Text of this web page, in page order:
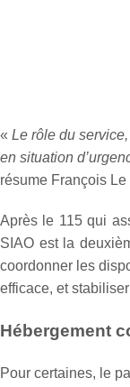
« Le rôle du
en situation
résume François
Après le 115 qui
SIAO est la
coordonner les
efficace, et
Hébergement
Pour certaines, le